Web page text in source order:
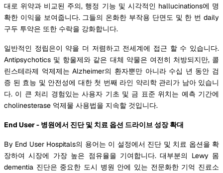
대로 위약과 비교된 주의, 행정 기능 및 시각적인 hallucinations에 명
확한 이익을 보여줍니다. 그들의 온화한 부작용 단면도 및 한 번 daily
구두 투약은 또한 수락을 강화합니다.
일반적인 정립은이 약을 더 저렴하고 전세계에 접근 할 수 있습니다.
Antipsychotics 및 항울제와 같은 대체 약물은 여전히 처방되지만, 콜
린스테라제 억제제는 Alzheimer의 환자뿐만 아니라 수십 년 동안 검
증 된 효능 및 안전성에 대한 첫 번째 라인 약리학 관리가 남아 있습니
다. 이 큰 처리 경험있는 사용자 기초 및 금 표준 위치는 예측 기간에
cholinesterase 억제물 사용법을 지속할 것입니다.
End User - 병원에서 진단 및 치료 옵션 드라이브 성장 확대
By End User Hospitals의 용어는 이 설정에서 진단 및 치료 옵션을 확
장하여 시장에 가장 높은 점유율을 기여합니다. 대부분의 Lewy 몸
dementia 진단은 중요한 도시 병원 안에 있는 전문화한 기억 진료소